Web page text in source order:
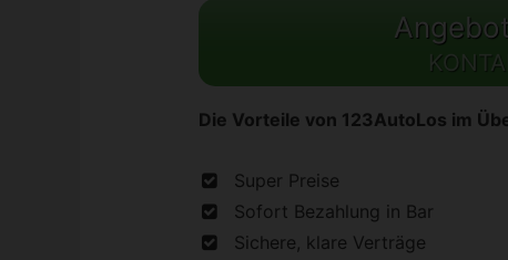
Die Vorteile von 123AutoLos im
Super Preise
Sofort Bezahlung in Bar
Sichere, klare Verträge